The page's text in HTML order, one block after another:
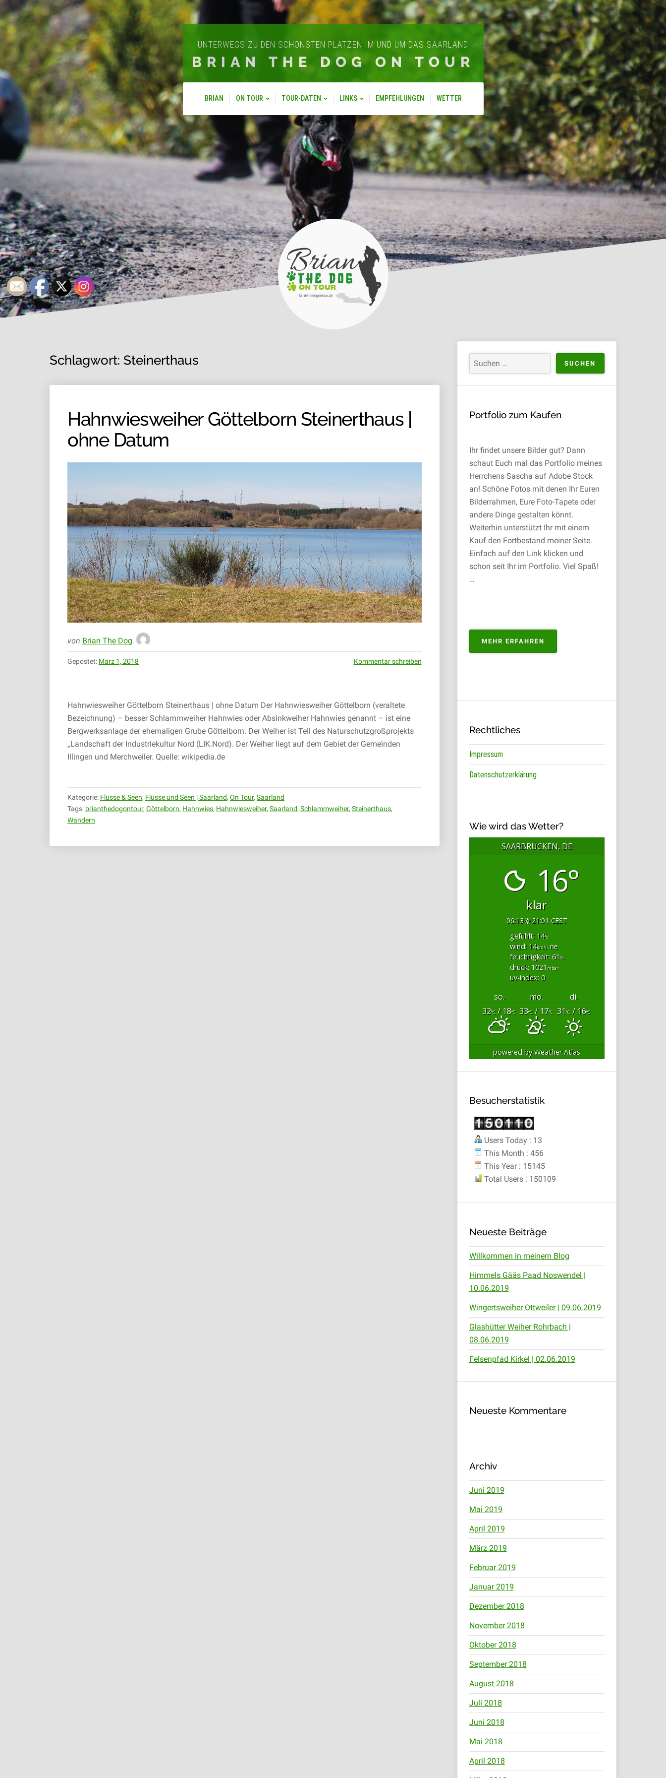
UNTERWEGS ZU DEN SCHÖNSTEN PLÄTZEN IM UND UM DAS SAARLAND
BRIAN THE DOG ON TOUR
BRIAN ON TOUR TOUR-DATEN LINKS EMPFEHLUNGEN WETTER
Schlagwort: Steinerthaus
Hahnwiesweiher Göttelborn Steinerthaus |
ohne Datum
von Brian The Dog
Gepostet: März 1, 2018 Kommentar schreiben
Hahnwiesweiher Göttelborn Steinerthaus | ohne Datum Der Hahnwiesweiher Göttelborn (veraltete
Bezeichnung) – besser Schlammweiher Hahnwies oder Absinkweiher Hahnwies genannt – ist eine
Bergwerksanlage der ehemaligen Grube Göttelborn. Der Weiher ist Teil des Naturschutzgroßprojekts
„Landschaft der Industriekultur Nord (LIK.Nord). Der Weiher liegt auf dem Gebiet der Gemeinden
Illingen und Merchweiler. Quelle: wikipedia.de
Kategorie: Flüsse & Seen, Flüsse und Seen | Saarland, On Tour, Saarland
Tags: brianthedogontour, Göttelborn, Hahnwies, Hahnwiesweiher, Saarland, Schlammweiher, Steinerthaus,
Wandern
Portfolio zum Kaufen
Ihr findet unsere Bilder gut? Dann
schaut Euch mal das Portfolio meines
Herrchens Sascha auf Adobe Stock
an! Schöne Fotos mit denen Ihr Euren
Bilderrahmen, Eure Foto-Tapete oder
andere Dinge gestalten könnt.
Weiterhin unterstützt Ihr mit einem
Kauf den Fortbestand meiner Seite.
Einfach auf den Link klicken und
schon seit Ihr im Portfolio. Viel Spaß!
…
MEHR ERFAHREN
ZUM
Rechtliches
Impressum
Datenschutzerklärung
Wie wird das Wetter?
SAARBRÜCKEN, DE
16°
klar
06:13
21:01 CEST
gefühlt: 14°c
wind: 14km/h ne
feuchtigkeit: 61%
druck: 1021 mbar
uv-index: 0
so. mo.
di.
32°C / 18°C 33°C / 17°C 31°C/ 16°C
powered byWeather Atlas
Besucherstatistik
Users Today : 13
This Month : 456
This Year : 15145
Total Users : 150109
Neueste Beiträge
Willkommen in meinem Blog
Himmels Gääs Paad Noswendel |
10.06.2019
Wingertsweiher Ottweiler | 09.06.2019
Glashütter Weiher Rohrbach |
08.06.2019
Felsenpfad Kirkel | 02.06.2019
Neueste Kommentare
Archiv
Juni 2019
Mai 2019
April 2019
März 2019
Februar 2019
Januar 2019
Dezember 2018
November 2018
Oktober 2018
September 2018
August 2018
Juli 2018
Juni 2018
Mai 2018
April 2018